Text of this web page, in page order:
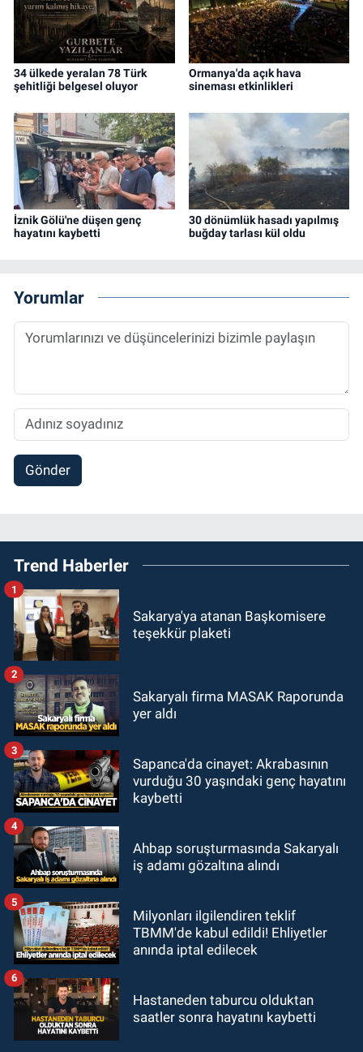
34 ülkede yeralan 78 Türk
şehitliği belgesel oluyor
Ormanya'da açık hava
sineması etkinlikleri
İznik Gölü'ne düşen genç
hayatını kaybetti
30 dönümlük hasadı yapılmış
buğday tarlası kül oldu
Yorumlar
Gönder
Trend Haberler
Sakarya'ya atanan Başkomisere
teşekkür plaketi
1
Sakaryalı firma MASAK Raporunda
yer aldı
2
Sapanca'da cinayet: Akrabasının
vurduğu 30 yaşındaki genç hayatını
kaybetti
3
Ahbap soruşturmasında Sakaryalı
iş adamı gözaltına alındı
4
Milyonları ilgilendiren teklif
TBMM'de kabul edildi! Ehliyetler
anında iptal edilecek
5
Hastaneden taburcu olduktan
saatler sonra hayatını kaybetti
6